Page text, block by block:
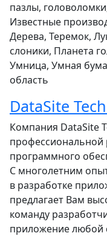
пазлы,
Известные
Дерева, Теремок,
слоники, Планета
Умница, Умная
область
DataSite
Компания DataSite
профессиональной
программного
С многолетним
в разработке
предлагает Вам
команду
приложение любой